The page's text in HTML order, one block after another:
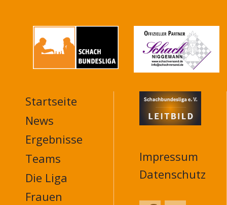
MAIN
NAVIGATION
FOOTER
Startseite
News
Ergebnisse
Teams
Die Liga
Frauen
Impressum
Datenschutz